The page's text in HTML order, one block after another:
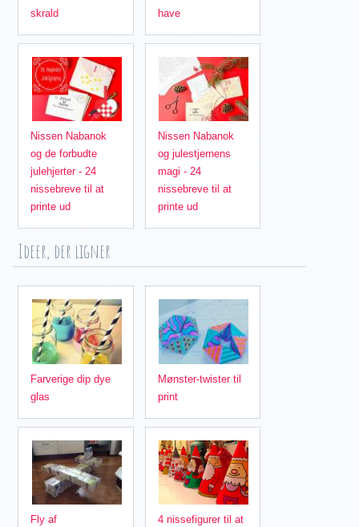
skrald
have
Nissen Nabanok
og de forbudte
julehjerter - 24
nissebreve til at
printe ud
Nissen Nabanok
og julestjernens
magi - 24
nissebreve til at
printe ud
Ideer, der ligner
Farverige dip dye
glas
Mønster-twister til
print
Fly af
4 nissefigurer til at